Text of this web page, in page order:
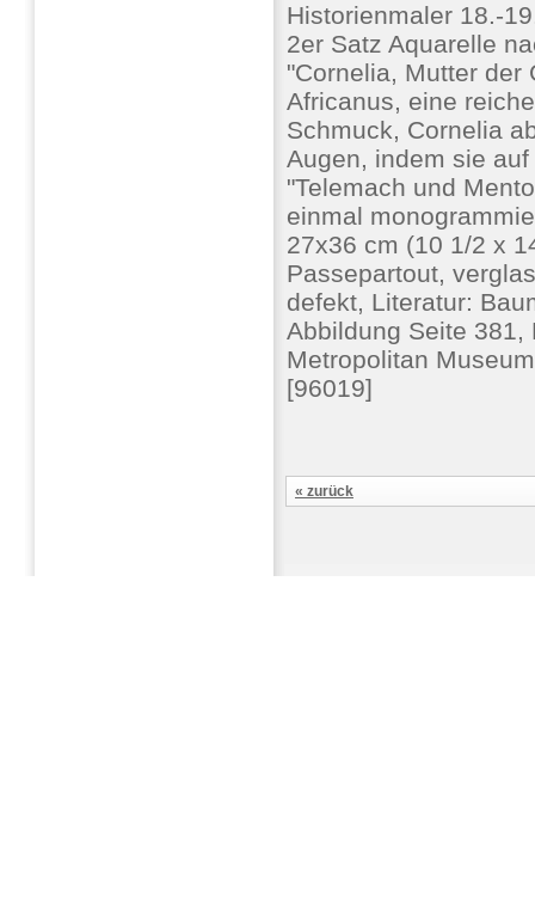
Historienmaler 18.-
2er Satz Aquarelle
"Cornelia, Mutter der
Africanus, eine
Schmuck, Cornelia
Augen, indem sie
"Telemach und
einmal
27x36 cm (10 1/2 x
Passepartout,
defekt, Literatur:
Abbildung Seite 381,
Metropolitan
[96019]
« zurück